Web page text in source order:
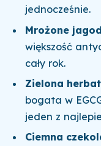
jednocześnie.
Mrożone
większość
cały rok.
Zielona
bogata w
jeden z
Ciemna